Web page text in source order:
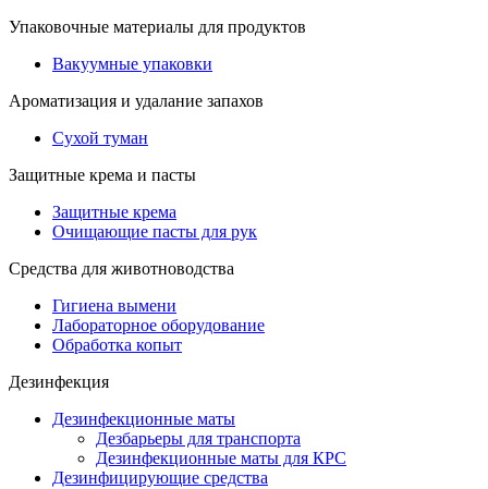
Упаковочные материалы для продуктов
Вакуумные упаковки
Ароматизация и удалание запахов
Сухой туман
Защитные крема и пасты
Защитные крема
Очищающие пасты для рук
Средства для животноводства
Гигиена вымени
Лабораторное оборудование
Обработка копыт
Дезинфекция
Дезинфекционные маты
Дезбарьеры для транспорта
Дезинфекционные маты для КРС
Дезинфицирующие средства